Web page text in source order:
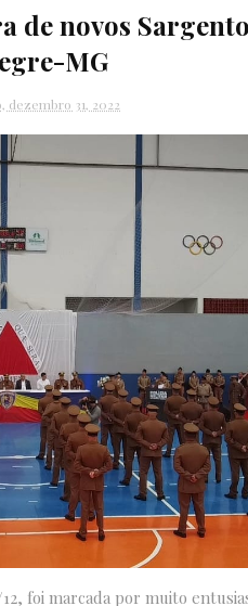
de novos
MG
dezembro 31, 2022
foi marcada por muito